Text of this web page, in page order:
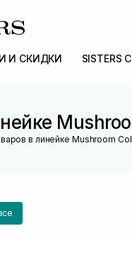
И СКИДКИ SISTERS
в линейке Mushroom